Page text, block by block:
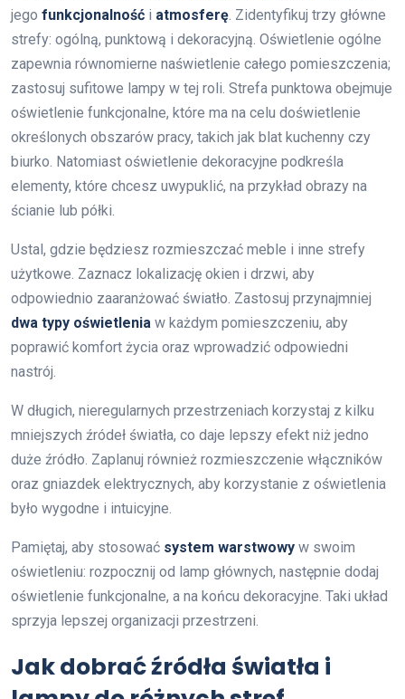
jego funkcjonalność i atmosferę. Zidentyfikuj trzy główne
strefy: ogólną, punktową i dekoracyjną. Oświetlenie ogólne
zapewnia równomierne naświetlenie całego pomieszczenia;
zastosuj sufitowe lampy w tej roli. Strefa punktowa obejmuje
oświetlenie funkcjonalne, które ma na celu doświetlenie
określonych obszarów pracy, takich jak blat kuchenny czy
biurko. Natomiast oświetlenie dekoracyjne podkreśla
elementy, które chcesz uwypuklić, na przykład obrazy na
ścianie lub półki.
Ustal, gdzie będziesz rozmieszczać meble i inne strefy
użytkowe. Zaznacz lokalizację okien i drzwi, aby
odpowiednio zaaranżować światło. Zastosuj przynajmniej
dwa typy oświetlenia w każdym pomieszczeniu, aby
poprawić komfort życia oraz wprowadzić odpowiedni
nastrój.
W długich, nieregularnych przestrzeniach korzystaj z kilku
mniejszych źródeł światła, co daje lepszy efekt niż jedno
duże źródło. Zaplanuj również rozmieszczenie włączników
oraz gniazdek elektrycznych, aby korzystanie z oświetlenia
było wygodne i intuicyjne.
Pamiętaj, aby stosować system warstwowy w swoim
oświetleniu: rozpocznij od lamp głównych, następnie dodaj
oświetlenie funkcjonalne, a na końcu dekoracyjne. Taki układ
sprzyja lepszej organizacji przestrzeni.
Jak dobrać źródła światła i